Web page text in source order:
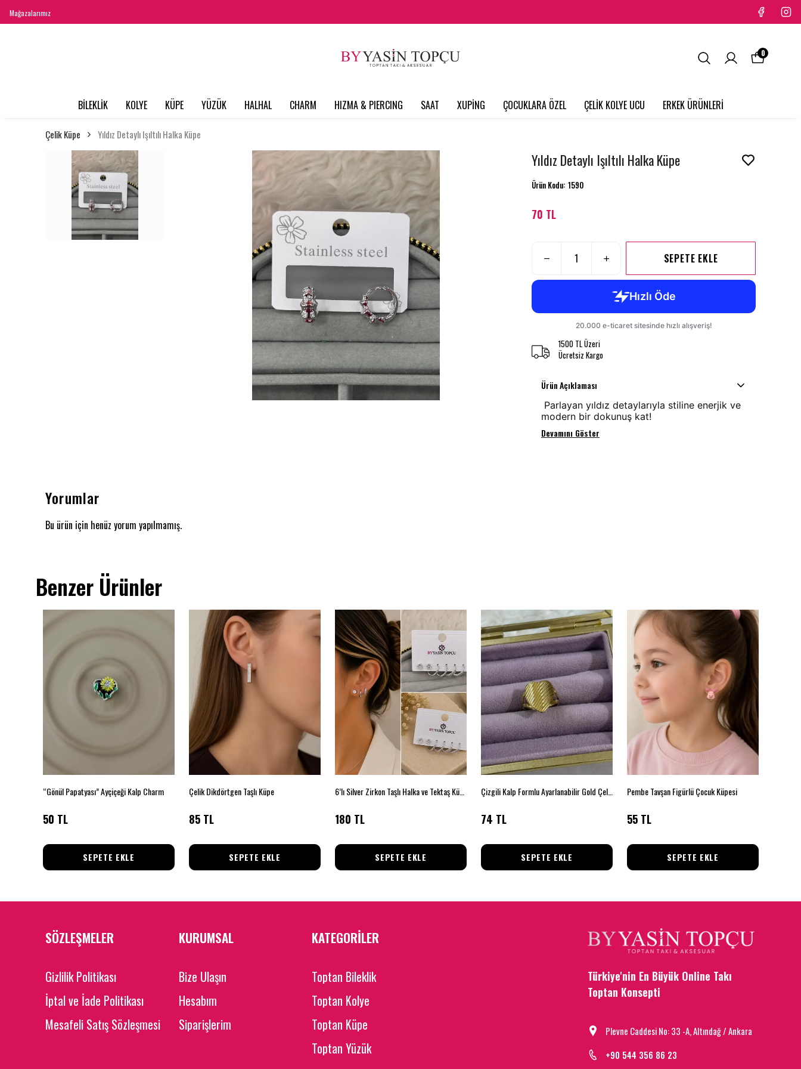
Mağazalarımız
BİLEKLİK KOLYE KÜPE YÜZÜK HALHAL CHARM HIZMA & PIERCING SAAT XUPİNG ÇOCUKLARA ÖZEL ÇELİK KOLYE UCU ERKEK ÜRÜNLERİ
0
Çelik Küpe Yıldız Detaylı Işıltılı Halka Küpe
Yıldız Detaylı Işıltılı Halka Küpe
Ürün Kodu: 1590
70 TL
SEPETE EKLE
1500 TL Üzeri
Ücretsiz Kargo
Ürün Açıklaması
Parlayan yıldız detaylarıyla stiline enerjik ve
modern bir dokunuş kat!
Devamını Göster
Yorumlar
Bu ürün için henüz yorum yapılmamış.
Benzer Ürünler
“Gönül Papatyası” Ayçiçeği Kalp Charm
50 TL
SEPETE EKLE
Çelik Dikdörtgen Taşlı Küpe
85 TL
SEPETE EKLE
180 TL
SEPETE EKLE
74 TL
SEPETE EKLE
Pembe Tavşan Figürlü Çocuk Küpesi
55 TL
SEPETE EKLE
SÖZLEŞMELER
Gizlilik Politikası
İptal ve İade Politikası
Mesafeli Satış Sözleşmesi
KURUMSAL
Bize Ulaşın
Hesabım
Siparişlerim
KATEGORİLER
Toptan Bileklik
Toptan Kolye
Toptan Küpe
Toptan Yüzük
Türkiye'nin En Büyük Online Takı
Toptan Konsepti
Plevne Caddesi No: 33 -A, Altındağ / Ankara
+90 544 356 86 23